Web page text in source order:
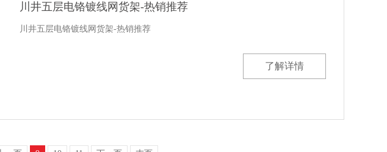
川井五层电铬镀线网货架-热销推荐
川井五层电铬镀线网货架-热销推荐
了解详情